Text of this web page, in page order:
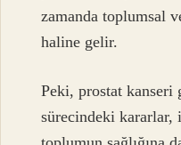
zamanda toplumsal
haline gelir.
Peki, prostat kanseri
sürecindeki